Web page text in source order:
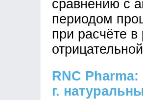
сравнению с
периодом
при расчёте в
RNC
г.